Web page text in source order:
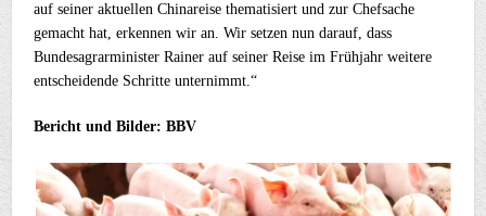
auf seiner aktuellen Chinareise thematisiert und zur Chefsache
gemacht hat, erkennen wir an. Wir setzen nun darauf, dass
Bundesagrarminister Rainer auf seiner Reise im Frühjahr weitere
entscheidende Schritte unternimmt.“
Bericht und Bilder: BBV